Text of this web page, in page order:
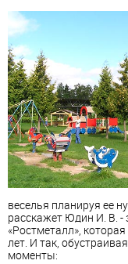
веселья планируя ее
расскажет Юдин И. В. -
«Ростметалл»,
лет. И так,
моменты: